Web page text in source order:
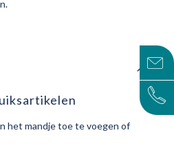
het mandje toe te voegen of